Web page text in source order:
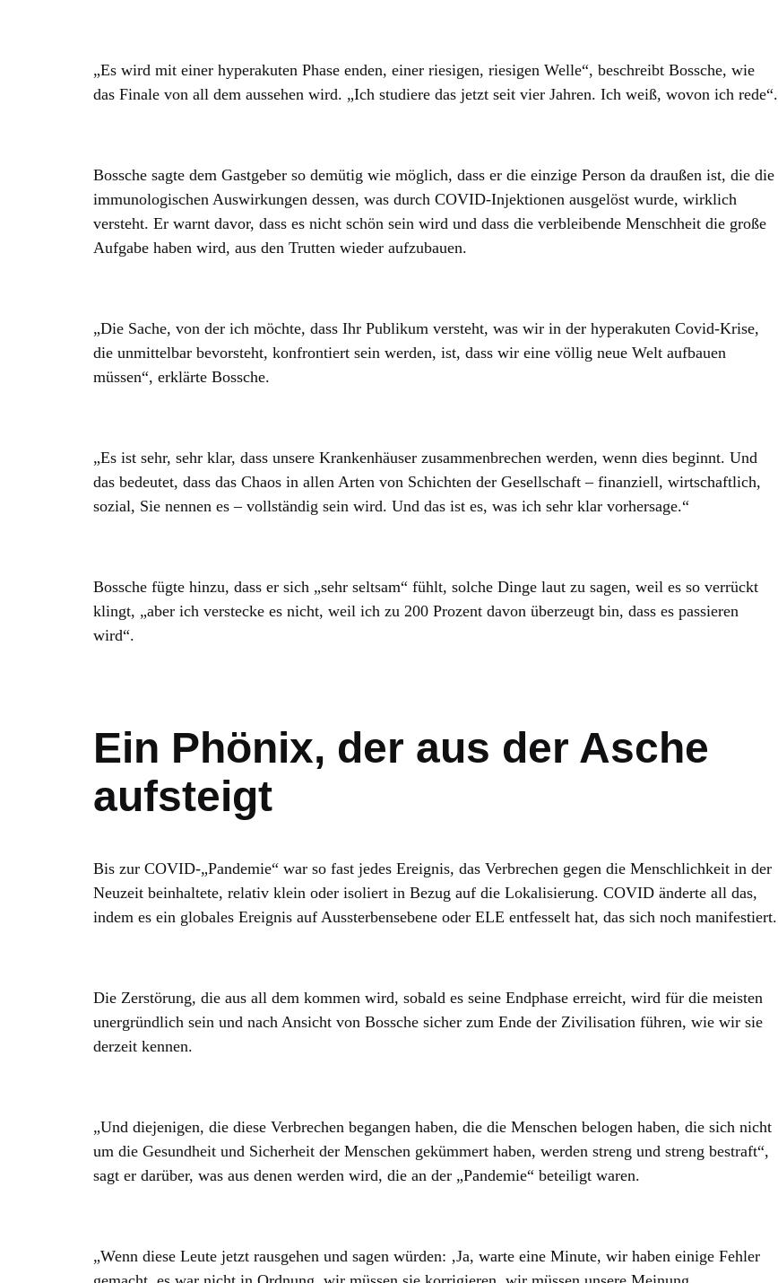
„Es wird mit einer hyperakuten Phase enden, einer riesigen, riesigen Welle“, beschreibt Bossche, wie
das Finale von all dem aussehen wird. „Ich studiere das jetzt seit vier Jahren. Ich weiß, wovon ich rede“.
Bossche sagte dem Gastgeber so demütig wie möglich, dass er die einzige Person da draußen ist, die die
immunologischen Auswirkungen dessen, was durch COVID-Injektionen ausgelöst wurde, wirklich
versteht. Er warnt davor, dass es nicht schön sein wird und dass die verbleibende Menschheit die große
Aufgabe haben wird, aus den Trutten wieder aufzubauen.
„Die Sache, von der ich möchte, dass Ihr Publikum versteht, was wir in der hyperakuten Covid-Krise,
die unmittelbar bevorsteht, konfrontiert sein werden, ist, dass wir eine völlig neue Welt aufbauen
müssen“, erklärte Bossche.
„Es ist sehr, sehr klar, dass unsere Krankenhäuser zusammenbrechen werden, wenn dies beginnt. Und
das bedeutet, dass das Chaos in allen Arten von Schichten der Gesellschaft – finanziell, wirtschaftlich,
sozial, Sie nennen es – vollständig sein wird. Und das ist es, was ich sehr klar vorhersage.“
Bossche fügte hinzu, dass er sich „sehr seltsam“ fühlt, solche Dinge laut zu sagen, weil es so verrückt
klingt, „aber ich verstecke es nicht, weil ich zu 200 Prozent davon überzeugt bin, dass es passieren
wird“.
Ein Phönix, der aus der Asche
aufsteigt
Bis zur COVID-„Pandemie“ war so fast jedes Ereignis, das Verbrechen gegen die Menschlichkeit in der
Neuzeit beinhaltete, relativ klein oder isoliert in Bezug auf die Lokalisierung. COVID änderte all das,
indem es ein globales Ereignis auf Aussterbensebene oder ELE entfesselt hat, das sich noch manifestiert.
Die Zerstörung, die aus all dem kommen wird, sobald es seine Endphase erreicht, wird für die meisten
unergründlich sein und nach Ansicht von Bossche sicher zum Ende der Zivilisation führen, wie wir sie
derzeit kennen.
„Und diejenigen, die diese Verbrechen begangen haben, die die Menschen belogen haben, die sich nicht
um die Gesundheit und Sicherheit der Menschen gekümmert haben, werden streng und streng bestraft“,
sagt er darüber, was aus denen werden wird, die an der „Pandemie“ beteiligt waren.
„Wenn diese Leute jetzt rausgehen und sagen würden: ‚Ja, warte eine Minute, wir haben einige Fehler